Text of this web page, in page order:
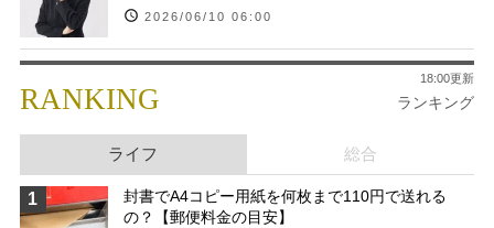
2026/06/10 06:00
RANKING ランキング
18:00更新
ライフ 総合
1
封書でA4コピー用紙を何枚まで110円で送れる
の？【郵便料金の目安】